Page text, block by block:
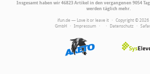
Insgesamt haben wir 46823 Artikel in den vergangenen 9054
werden täglich mehr.
ifun.de — Love it or leave it · Copyright © 2026
GmbH · Impressum · · Datenschutz ·